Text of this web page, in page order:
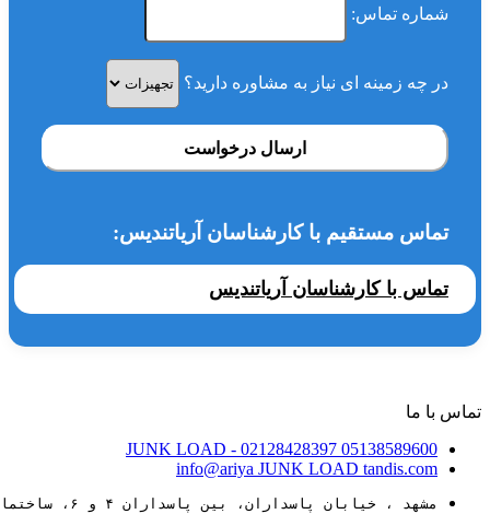
شماره تماس:
در چه زمینه ای نیاز به مشاوره دارید؟
ارسال درخواست
تماس مستقیم با کارشناسان آریاتندیس:
تماس با کارشناسان آریاتندیس
تماس با ما
05138589600
JUNK LOAD - 02128428397
info@ariya JUNK LOAD tandis.com
مشهد ، خیابان پاسداران، بین پاسداران ۴ و ۶، ساختمان ۸۸